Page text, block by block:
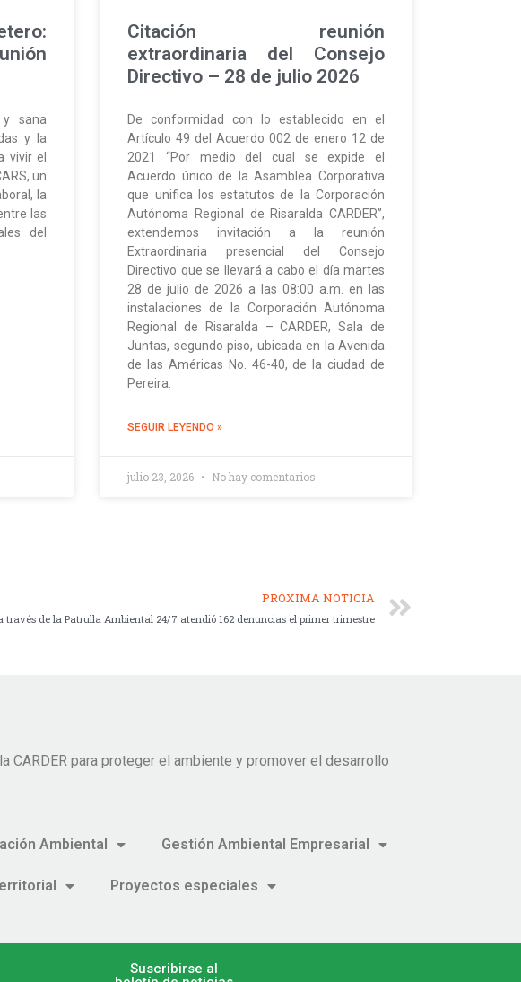
sana
y la
vivir el
un
la
las
del
Citación reunión
extraordinaria del Consejo
Directivo – 28 de julio 2026
De conformidad con lo establecido en el
Artículo 49 del Acuerdo 002 de enero 12 de
2021 “Por medio del cual se expide el
Acuerdo único de la Asamblea Corporativa
que unifica los estatutos de la Corporación
Autónoma Regional de Risaralda CARDER”,
extendemos invitación a la reunión
Extraordinaria presencial del Consejo
Directivo que se llevará a cabo el día martes
28 de julio de 2026 a las 08:00 a.m. en las
instalaciones de la Corporación Autónoma
Regional de Risaralda – CARDER, Sala de
Juntas, segundo piso, ubicada en la Avenida
de las Américas No. 46-40, de la ciudad de
Pereira.
SEGUIR LEYENDO »
julio 23, 2026 No hay comentarios
PRÓXIMA NOTICIA
través de la Patrulla Ambiental 24/7 atendió 162 denuncias el primer trimestre
para proteger el ambiente y promover el desarrollo
Ambiental Gestión Ambiental Empresarial
Proyectos especiales
Suscribirse al